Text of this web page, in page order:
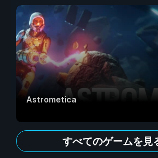
Astrometica
すべてのゲームを見